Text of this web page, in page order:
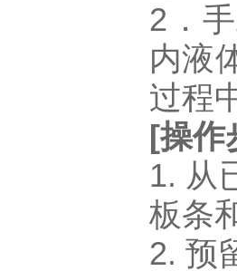
2．
内液
过程
[操作
1. 从
板条
2. 预